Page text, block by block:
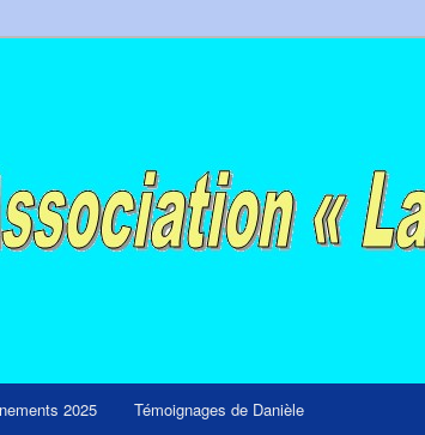
2025 Témoignages de Danièle